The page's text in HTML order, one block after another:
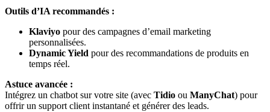
Outils d’IA recommandés :
Klaviyo pour des campagnes d’email marketing
personnalisées.
Dynamic Yield pour des recommandations de produits en
temps réel.
Astuce avancée :
Intégrez un chatbot sur votre site (avec Tidio ou ManyChat) pour
offrir un support client instantané et générer des leads.